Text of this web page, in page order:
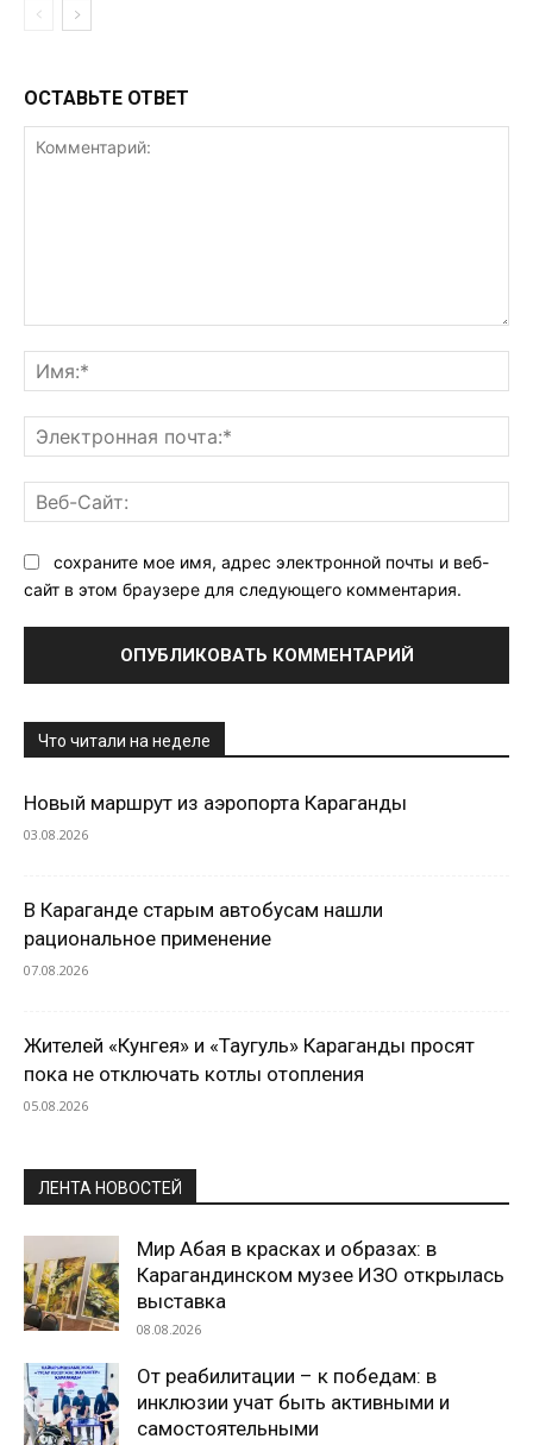
ОСТАВЬТЕ ОТВЕТ
сохраните мое имя, адрес электронной почты и веб-
сайт в этом браузере для следующего комментария.
Что читали на неделе
Новый маршрут из аэропорта Караганды
03.08.2026
В Караганде старым автобусам нашли
рациональное применение
07.08.2026
Жителей «Кунгея» и «Таугуль» Караганды просят
пока не отключать котлы отопления
05.08.2026
ЛЕНТА НОВОСТЕЙ
Мир Абая в красках и образах: в
Карагандинском музее ИЗО открылась
выставка
08.08.2026
От реабилитации – к победам: в
инклюзии учат быть активными и
самостоятельными